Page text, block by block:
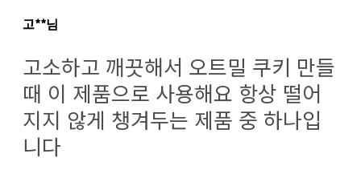
고**님
고소하고 깨끗해서 오트밀 쿠키 만들
때 이 제품으로 사용해요 항상 떨어
지지 않게 챙겨두는 제품 중 하나입
니다